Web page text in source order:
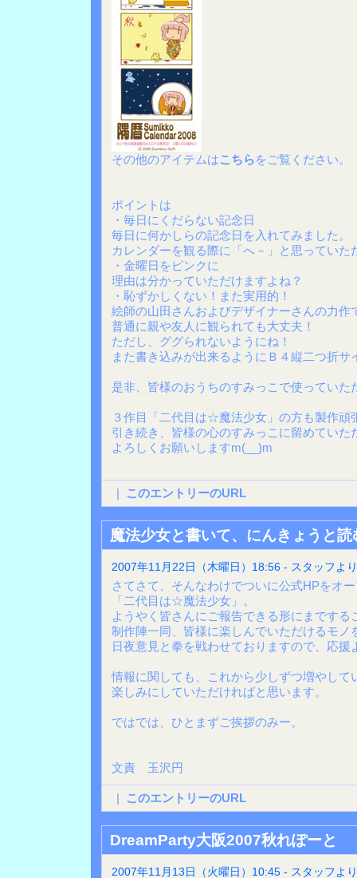
その他のアイテムはこちらをご覧ください。
ポイントは
・毎日にくだらない記念日
毎日に何かしらの記念日を入れてみました。
カレンダーを観る際に「へ－」と思っていた
・金曜日をピンクに
理由は分かっていただけますよね？
・恥ずかしくない！また実用的！
絵師の山田さんおよびデザイナーさんの力作
普通に親や友人に観られても大丈夫！
ただし、ググられないようにね！
また書き込みが出来るようにＢ４縦二つ折サ
是非、皆様のおうちのすみっこで使っていた
３作目「二代目は☆魔法少女」の方も製作頑
引き続き、皆様の心のすみっこに留めていた
よろしくお願いしますm(__)m
| このエントリーのURL
魔法少女と書いて、にんきょうと
2007年11月22日（木曜日）18:56 - スタッフより
さてさて、そんなわけでついに公式HPをオ
「二代目は☆魔法少女」。
ようやく皆さんにご報告できる形にまでする
制作陣一同、皆様に楽しんでいただけるモノ
日夜意見と拳を戦わせておりますので、応援
情報に関しても、これから少しずつ増やして
楽しみにしていただければと思います。
ではでは、ひとまずご挨拶のみー。
文責 玉沢円
| このエントリーのURL
DreamParty大阪2007秋れぽーと
2007年11月13日（火曜日）10:45 - スタッフより